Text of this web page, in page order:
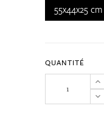
55x44x25 cm
QUANTITÉ